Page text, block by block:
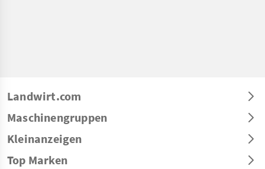
Landwirt.com
Maschinengruppen
Kleinanzeigen
Top Marken